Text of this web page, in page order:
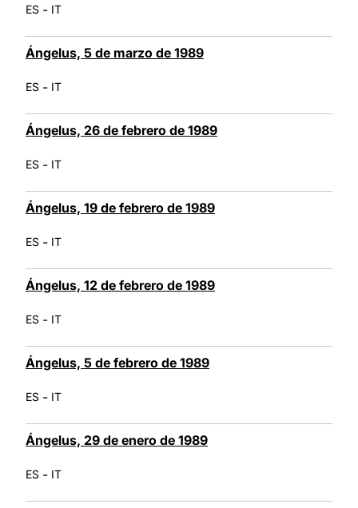
ES - IT
Ángelus, 5 de marzo de 1989
ES - IT
Ángelus, 26 de febrero de 1989
ES - IT
Ángelus, 19 de febrero de 1989
ES - IT
Ángelus, 12 de febrero de 1989
ES - IT
Ángelus, 5 de febrero de 1989
ES - IT
Ángelus, 29 de enero de 1989
ES - IT